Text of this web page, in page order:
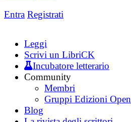
Entra Registrati
Leggi
Scrivi un LibriCK
Incubatore letterario
Community
Membri
Gruppi Edizioni Open
Blog